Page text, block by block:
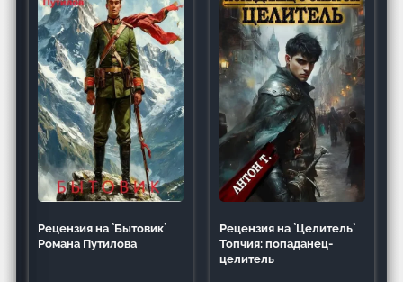
Рецензия на `Бытовик`
Романа Путилова
Рецензия на `Целитель`
Топчия: попаданец-
целитель